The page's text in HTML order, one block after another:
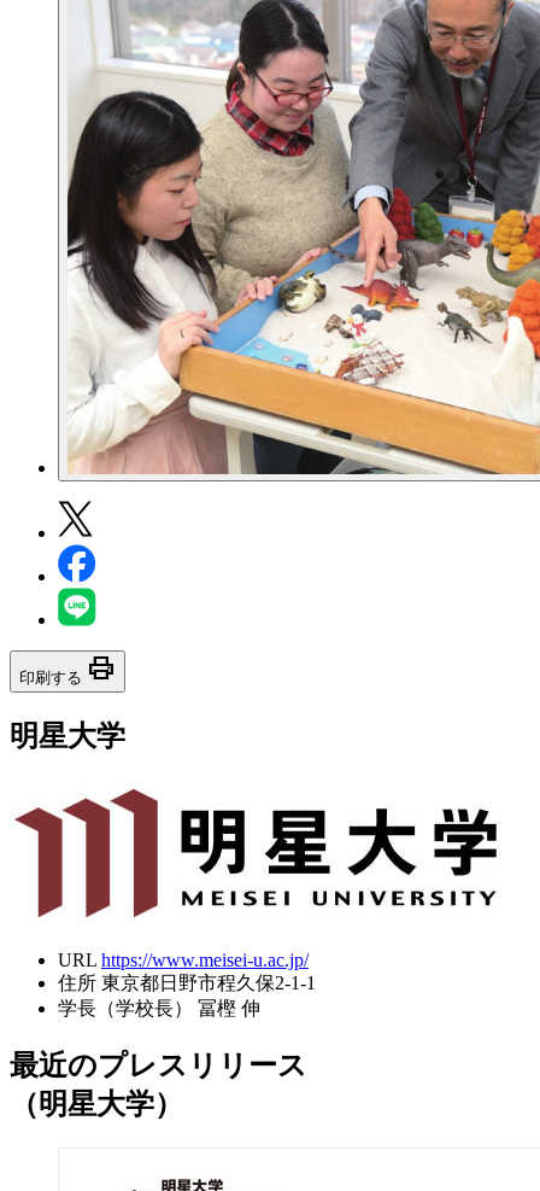
印刷する print
明星大学
URL https://www.meisei-u.ac.jp/
住所 東京都日野市程久保2-1-1
学長（学校長）
冨樫 伸
最近のプレスリリース
（明星大学）